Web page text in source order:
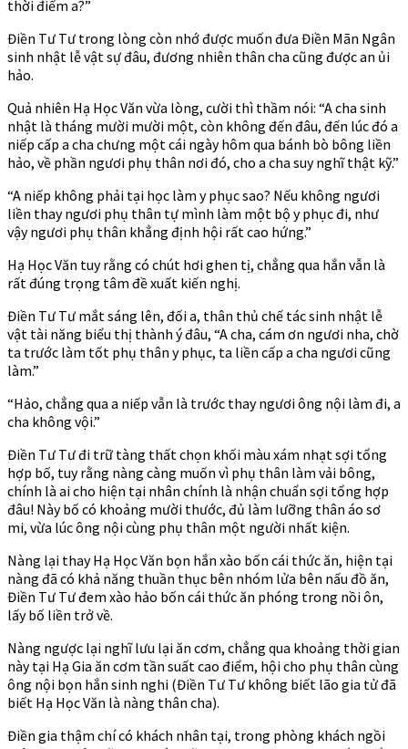
thời điểm a?”
Điền Tư Tư trong lòng còn nhớ được muốn đưa Điền Mãn Ngân
sinh nhật lễ vật sự đâu, đương nhiên thân cha cũng được an ủi
hảo.
Quả nhiên Hạ Học Văn vừa lòng, cười thì thầm nói: “A cha sinh
nhật là tháng mười mười một, còn không đến đâu, đến lúc đó a
niếp cấp a cha chưng một cái ngày hôm qua bánh bò bông liền
hảo, về phần ngươi phụ thân nơi đó, cho a cha suy nghĩ thật kỹ.”
“A niếp không phải tại học làm y phục sao? Nếu không ngươi
liền thay ngươi phụ thân tự mình làm một bộ y phục đi, như
vậy ngươi phụ thân khẳng định hội rất cao hứng.”
Hạ Học Văn tuy rằng có chút hơi ghen tị, chẳng qua hắn vẫn là
rất đúng trọng tâm đề xuất kiến nghị.
Điền Tư Tư mắt sáng lên, đối a, thân thủ chế tác sinh nhật lễ
vật tài năng biểu thị thành ý đâu, “A cha, cám ơn ngươi nha, chờ
ta trước làm tốt phụ thân y phục, ta liền cấp a cha ngươi cũng
làm.”
“Hảo, chẳng qua a niếp vẫn là trước thay ngươi ông nội làm đi, a
cha không vội.”
Điền Tư Tư đi trữ tàng thất chọn khối màu xám nhạt sợi tổng
hợp bố, tuy rằng nàng càng muốn vì phụ thân làm vải bông,
chính là ai cho hiện tại nhân chính là nhận chuẩn sợi tổng hợp
đâu! Này bố có khoảng mười thước, đủ làm lưỡng thân áo sơ
mi, vừa lúc ông nội cùng phụ thân một người nhất kiện.
Nàng lại thay Hạ Học Văn bọn hắn xào bốn cái thức ăn, hiện tại
nàng đã có khả năng thuần thục bên nhóm lửa bên nấu đồ ăn,
Điền Tư Tư đem xào hảo bốn cái thức ăn phóng trong nồi ôn,
lấy bố liền trở về.
Nàng ngược lại nghĩ lưu lại ăn cơm, chẳng qua khoảng thời gian
này tại Hạ Gia ăn cơm tần suất cao điểm, hội cho phụ thân cùng
ông nội bọn hắn sinh nghi (Điền Tư Tư không biết lão gia tử đã
biết Hạ Học Văn là nàng thân cha).
Điền gia thậm chí có khách nhân tại, trong phòng khách ngồi